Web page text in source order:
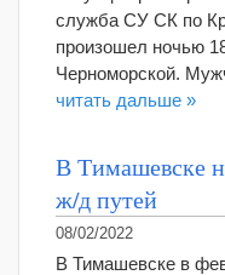
служба СУ СК по
произошел ночью
Черноморской.
читать дальше »
В Тимашевске
ж/д путей
08/02/2022
В Тимашевске в